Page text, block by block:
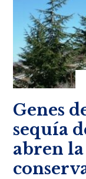
Genes
sequía
abren la